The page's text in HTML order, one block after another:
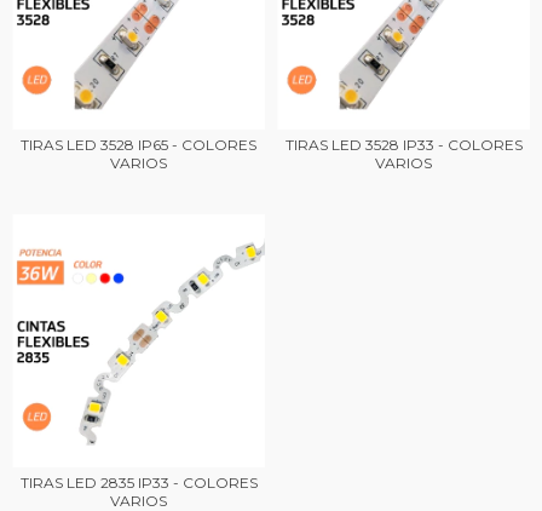
TIRAS LED 3528 IP65 - COLORES
VARIOS
TIRAS LED 3528 IP33 - COLORES
VARIOS
TIRAS LED 2835 IP33 - COLORES
VARIOS